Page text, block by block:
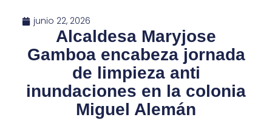
junio 22, 2026
Alcaldesa Maryjose
Gamboa encabeza jornada
de limpieza anti
inundaciones en la colonia
Miguel Alemán